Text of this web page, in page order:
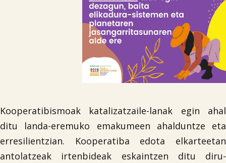
Kooperatibismoak katalizatzaile-lanak egin ahal
ditu landa-eremuko emakumeen ahalduntze eta
erresilientzian. Kooperatiba edota elkarteetan
antolatzeak irtenbideak eskaintzen ditu diru-